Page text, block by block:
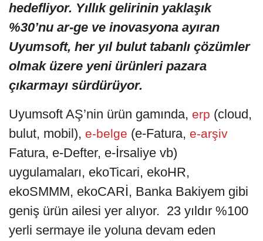
hedefliyor. Yıllık gelirinin yaklaşık
%30’nu ar-ge ve inovasyona ayıran
Uyumsoft, her yıl bulut tabanlı çözümler
olmak üzere yeni ürünleri pazara
çıkarmayı sürdürüyor.
Uyumsoft AŞ’nin ürün gamında, erp (cloud,
bulut, mobil), e-belge (e-Fatura, e-arşiv
Fatura, e-Defter, e-İrsaliye vb)
uygulamaları, ekoTicari, ekoHR,
ekoSMMM, ekoCARİ, Banka Bakiyem gibi
geniş ürün ailesi yer alıyor. 23 yıldır %100
yerli sermaye ile yoluna devam eden